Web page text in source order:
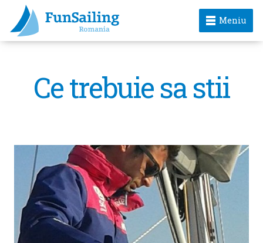
Meniu
Ce trebuie sa stii